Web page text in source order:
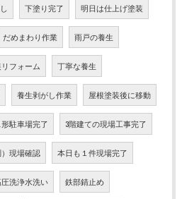
下塗り完了 明日は仕上げ塗装
だめまわり作業 雨戸の養生
フォーム 丁寧な養生
養生剥がし作業 屋根塗装後に移動
駐車場完了 3階建ての現場工事完了
）現場確認 本日も１件現場完了
洗浄水洗い 鉄部錆止め